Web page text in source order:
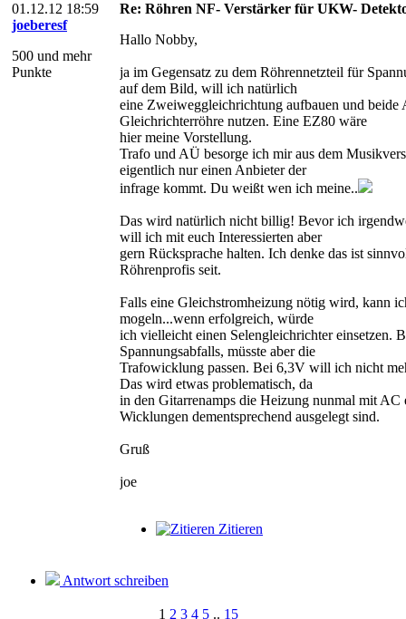
01.12.12 18:59
joeberesf
500 und mehr
Punkte
Re: Röhren NF- Verstärker für UKW-
Hallo Nobby,
ja im Gegensatz zu dem Röhrennetzteil für
auf dem Bild, will ich natürlich
eine Zweiweggleichrichtung aufbauen und beide
Gleichrichterröhre nutzen. Eine EZ80 wäre
hier meine Vorstellung.
Trafo und AÜ besorge ich mir aus dem
eigentlich nur einen Anbieter der
infrage kommt. Du weißt wen ich meine..
Das wird natürlich nicht billig! Bevor ich
will ich mit euch Interessierten aber
gern Rücksprache halten. Ich denke das ist
Röhrenprofis seit.
Falls eine Gleichstromheizung nötig wird, kann
mogeln...wenn erfolgreich, würde
ich vielleicht einen Selengleichrichter einsetzen.
Spannungsabfalls, müsste aber die
Trafowicklung passen. Bei 6,3V will ich nicht
Das wird etwas problematisch, da
in den Gitarrenamps die Heizung nunmal mit AC
Wicklungen dementsprechend ausgelegt sind.
Gruß
joe
Zitieren
Antwort schreiben
1 2 3 4 5 .. 15